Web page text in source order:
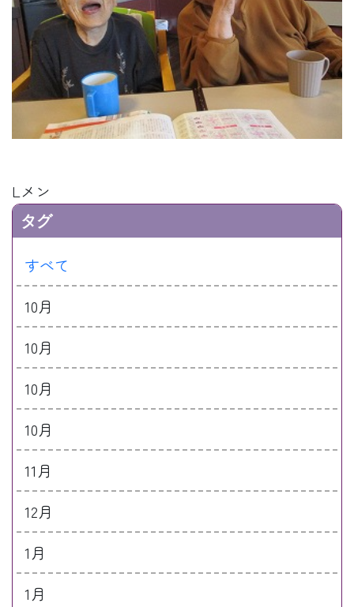
Lメン
タグ
すべて
10月
10月
10月
10月
11月
12月
1月
1月